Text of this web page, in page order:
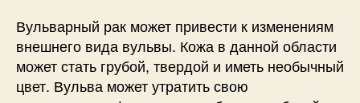
Вульварный рак может привести к изменениям
внешнего вида вульвы. Кожа в данной области
может стать грубой, твердой и иметь необычный
цвет. Вульва может утратить свою